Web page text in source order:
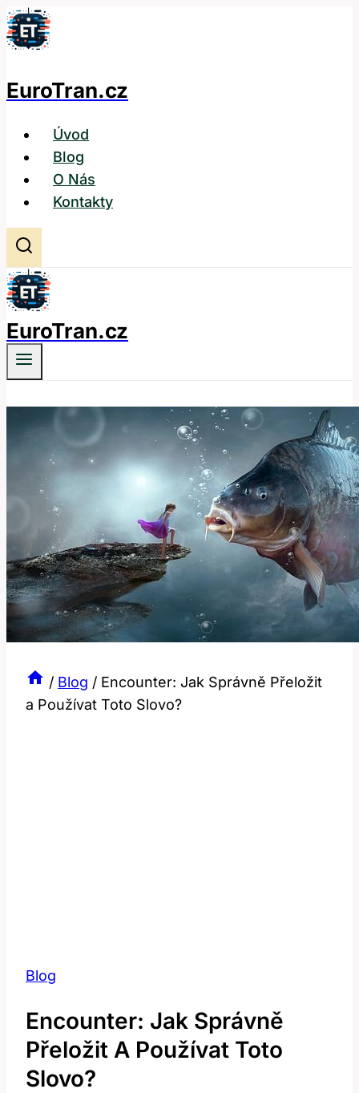
Přeskočit
na
EuroTran.cz
Úvod
Blog
O Nás
Kontakty
EuroTran.cz
/ Blog / Encounter: Jak Správně Přeložit
a Používat Toto Slovo?
Blog
Encounter: Jak Správně
Přeložit A Používat Toto
Slovo?